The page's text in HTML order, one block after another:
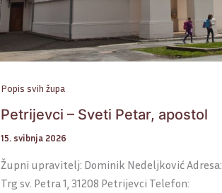
Popis svih župa
Petrijevci – Sveti Petar, apostol
15. svibnja 2026
Župni upravitelj: Dominik Nedeljković Adresa:
Trg sv. Petra 1, 31208 Petrijevci Telefon: